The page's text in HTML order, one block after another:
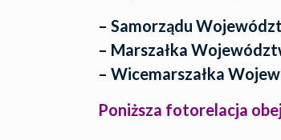
– Samorządu
– Marszałka
– Wicemarszałka
Poniższa fotorelacja